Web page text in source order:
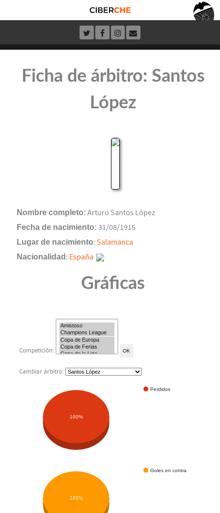
Ficha de árbitro: Santos
López
Nombre completo: Arturo Santos López
Fecha de nacimiento: 31/08/1915
Lugar de nacimiento: Salamanca
Nacionalidad : España
Gráficas
Competición:
Cambiar árbitro:
Perdidos
100%
Goles en contra
100%